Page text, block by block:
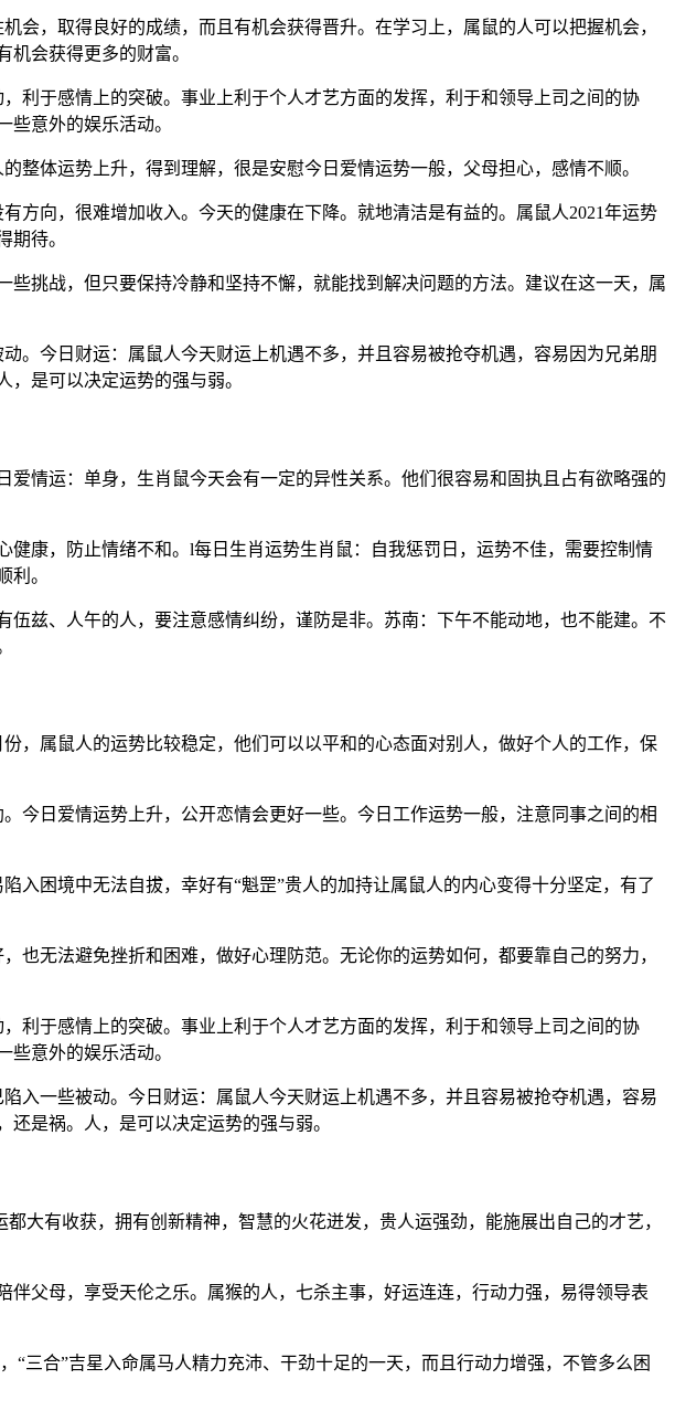
，取得良好的成绩，而且有机会获得晋升。在学习上，属鼠的人可以把握机会，
会获得更多的财富。
利于感情上的突破。事业上利于个人才艺方面的发挥，利于和领导上司之间的协
意外的娱乐活动。
体运势上升，得到理解，很是安慰今日爱情运势一般，父母担心，感情不顺。
方向，很难增加收入。今天的健康在下降。就地清洁是有益的。属鼠人2021年运势
期待。
挑战，但只要保持冷静和坚持不懈，就能找到解决问题的方法。建议在这一天，属
。今日财运：属鼠人今天财运上机遇不多，并且容易被抢夺机遇，容易因为兄弟朋
是可以决定运势的强与弱。
情运：单身，生肖鼠今天会有一定的异性关系。他们很容易和固执且占有欲略强的
康，防止情绪不和。l每日生肖运势生肖鼠：自我惩罚日，运势不佳，需要控制情
利。
兹、人午的人，要注意感情纠纷，谨防是非。苏南：下午不能动地，也不能建。不
，属鼠人的运势比较稳定，他们可以以平和的心态面对别人，做好个人的工作，保
今日爱情运势上升，公开恋情会更好一些。今日工作运势一般，注意同事之间的相
入困境中无法自拔，幸好有“魁罡”贵人的加持让属鼠人的内心变得十分坚定，有了
无法避免挫折和困难，做好心理防范。无论你的运势如何，都要靠自己的努力，
利于感情上的突破。事业上利于个人才艺方面的发挥，利于和领导上司之间的协
意外的娱乐活动。
入一些被动。今日财运：属鼠人今天财运上机遇不多，并且容易被抢夺机遇，容易
是祸。人，是可以决定运势的强与弱。
大有收获，拥有创新精神，智慧的火花迸发，贵人运强劲，能施展出自己的才艺，
父母，享受天伦之乐。属猴的人，七杀主事，好运连连，行动力强，易得领导表
三合”吉星入命属马人精力充沛、干劲十足的一天，而且行动力增强，不管多么困